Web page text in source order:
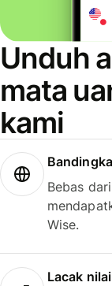
Unduh
mata
kami
Bebas
Wise.
Lacak